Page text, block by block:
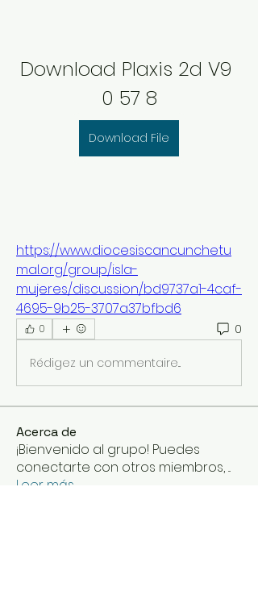
Download Plaxis 2d V9
0 57 8
Download File
https://www.diocesiscancunchetu
mal.org/group/isla-
mujeres/discussion/bd9737a1-4caf-
4695-9b25-3707a37bfbd6
0 0
Rédigez un commentaire...
Acerca de
¡Bienvenido al grupo! Puedes
conectarte con otros miembros,...
Leer más